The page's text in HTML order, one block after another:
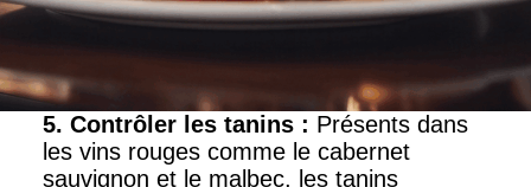
5. Contrôler les tanins : Présents dans
les vins rouges comme le cabernet
sauvignon et le malbec, les tanins